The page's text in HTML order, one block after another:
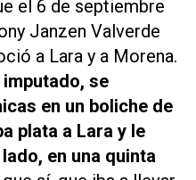
el 6 de septiembre
Janzen Valverde
a Lara y a Morena.
se
en un boliche de
plata a Lara y le
en una quinta